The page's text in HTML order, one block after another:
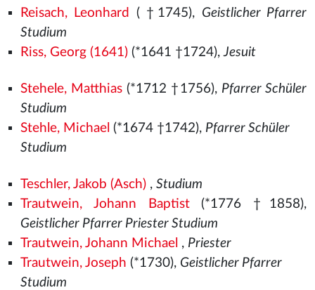
Reisach, Leonhard ( †1745), Geistlicher Pfarrer
Studium
Riss, Georg (1641)(*1641 †1724),Jesuit
Stehele, Matthias (*1712 †1756), Pfarrer Schüler
Studium
Stehle, Michael (*1674 †1742), Pfarrer Schüler
Studium
Teschler, Jakob (Asch), Studium
Trautwein, Johann Baptist(*1776 †1858),
Geistlicher Pfarrer Priester Studium
Trautwein, Johann Michael , Priester
Trautwein, Joseph (*1730), Geistlicher Pfarrer
Studium